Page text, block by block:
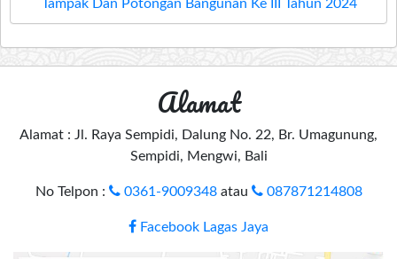
Tampak Dan Potongan Bangunan Ke III Tahun 2024
Alamat
Alamat : Jl. Raya Sempidi, Dalung No. 22, Br. Umagunung,
Sempidi, Mengwi, Bali
No Telpon : 0361-9009348atau 087871214808
Facebook Lagas Jaya